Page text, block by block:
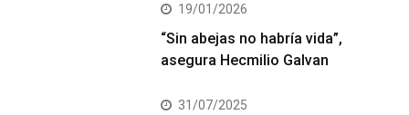
19/01/2026
“Sin abejas no habría vida”,
asegura Hecmilio Galvan
31/07/2025